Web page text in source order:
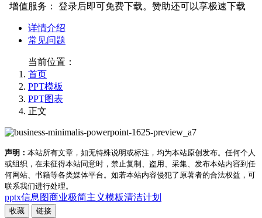
增值服务： 登录后即可免费下载。赞助还可以享极速下载
详情介绍
常见问题
当前位置：
首页
PPT模板
PPT图表
正文
声明： 本站所有文章，如无特殊说明或标注，均为本站原创发布。任何个人
或组织，在未征得本站同意时，禁止复制、盗用、采集、发布本站内容到任
何网站、书籍等各类媒体平台。如若本站内容侵犯了原著者的合法权益，可
联系我们进行处理。
pptx信息图商业极简主义模板清洁计划
收藏 链接